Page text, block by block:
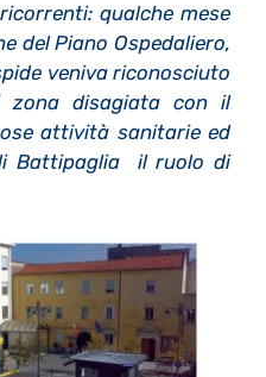
qualche mese
del Piano Ospedaliero,
veniva riconosciuto
zona disagiata con il
attività sanitarie ed
Battipaglia il ruolo di